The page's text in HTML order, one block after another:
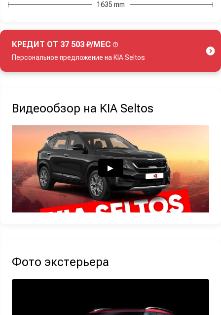
1635 mm
КРЕДИТ ОТ 37 503 ₽/МЕС
Персональное предложение на KIA Seltos
Видеообзор на KIA Seltos
Фото экстерьера